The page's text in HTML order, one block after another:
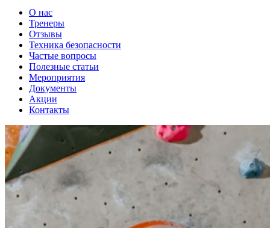
О нас
Тренеры
Отзывы
Техника безопасности
Частые вопросы
Полезные статьи
Мероприятия
Документы
Акции
Контакты